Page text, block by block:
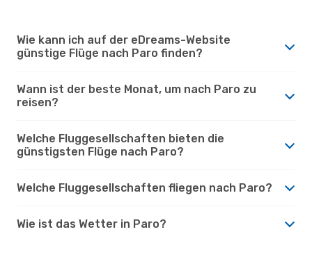
Wie kann ich auf der eDreams-Website
günstige Flüge nach Paro finden?
Wann ist der beste Monat, um nach Paro zu
reisen?
Welche Fluggesellschaften bieten die
günstigsten Flüge nach Paro?
Welche Fluggesellschaften fliegen nach Paro?
Wie ist das Wetter in Paro?